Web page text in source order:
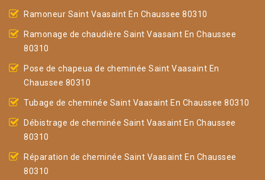
Ramoneur Saint Vaasaint En Chaussee 80310
Ramonage de chaudière Saint Vaasaint En Chaussee
80310
Pose de chapeua de cheminée Saint Vaasaint En
Chaussee 80310
Tubage de cheminée Saint Vaasaint En Chaussee 80310
Débistrage de cheminée Saint Vaasaint En Chaussee
80310
Réparation de cheminée Saint Vaasaint En Chaussee
80310